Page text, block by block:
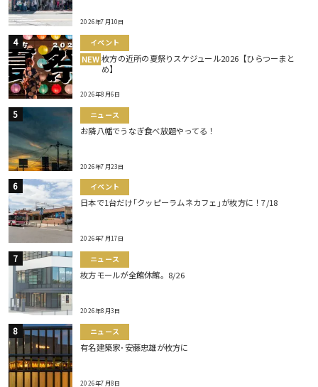
2026年7月10日
イベント
NEW 枚方の近所の夏祭りスケジュール2026【ひらつーまと
め】
2026年8月6日
ニュース
お隣八幡でうなぎ食べ放題やってる！
2026年7月23日
イベント
日本で1台だけ｢クッピーラムネカフェ｣が枚方に！7/18
2026年7月17日
ニュース
枚方モールが全館休館。8/26
2026年8月3日
ニュース
有名建築家･安藤忠雄が枚方に
2026年7月8日